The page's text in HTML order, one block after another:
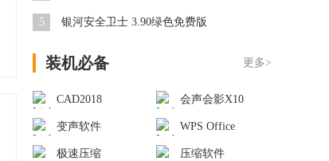
5 银河安全卫士 3.90绿色免费版
装机必备 更多>
CAD2018 会声会影X10
变声软件 WPS Office
极速压缩 压缩软件